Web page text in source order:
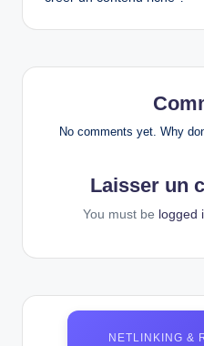
No comments yet. Why
Laisser un
You must be logged
NETLINKING &